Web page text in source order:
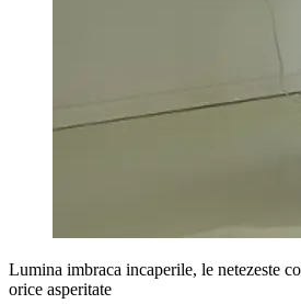
Lumina imbraca incaperile, le netezeste
orice asperitate